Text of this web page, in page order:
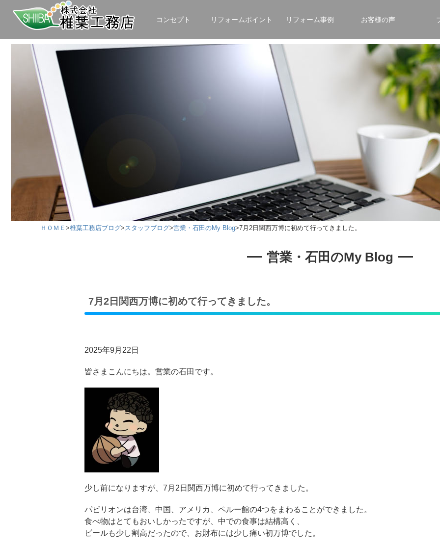
コンセプト リフォームポイント リフォーム事例 お客様の声
ＨＯＭＥ >椎葉工務店ブログ>スタッフブログ>営業・石田のMy Blog>7月2日関西万博に初めて行ってきました。
営業・石田のMy Blog
7月2日関西万博に初めて行ってきました。
2025年9月22日
皆さまこんにちは。営業の石田です。
少し前になりますが、7月2日関西万博に初めて行ってきました。
パビリオンは台湾、中国、アメリカ、ペルー館の4つをまわることができました。
食べ物はとてもおいしかったですが、中での食事は結構高く、
ビールも少し割高だったので、お財布には少し痛い初万博でした。